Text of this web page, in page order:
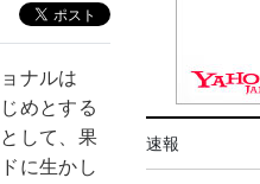
ナルは
めとする
して、果
に生かし
速報